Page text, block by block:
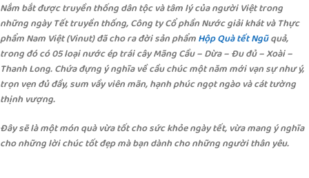
Nắm bắt được truyền thống dân tộc và tâm lý của người Việt trong
những ngày Tết truyền thống, Công ty Cổ phần Nước giải khát và Thực
phẩm Nam Việt (Vinut) đã cho ra đời sản phẩmHộp Quà tết Ngũquả,
trong đó có 05 loại nước ép trái cây Mãng Cầu – Dừa – Đu đủ – Xoài –
Thanh Long. Chứa đựng ý nghĩa về cầu chúc một năm mới vạn sự như ý,
trọn vẹn đủ đầy, sum vầy viên mãn, hạnh phúc ngọt ngào và cát tường
thịnh vượng.
Đây sẽ là một món quà vừa tốt cho sức khỏe ngày tết, vừa mang ý nghĩa
cho những lời chúc tốt đẹp mà bạn dành cho những người thân yêu.